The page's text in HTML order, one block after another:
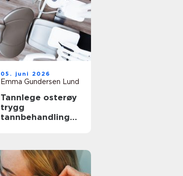
05. juni 2026
Emma Gundersen Lund
Tannlege osterøy
trygg
tannbehandling